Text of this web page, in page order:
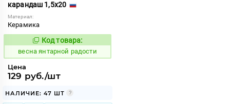
карандаш 1,5x20
Материал:
Керамика
109202
Код товара:
весна янтарной радости
Цена
129 руб./шт
НАЛИЧИЕ: 47 ШТ